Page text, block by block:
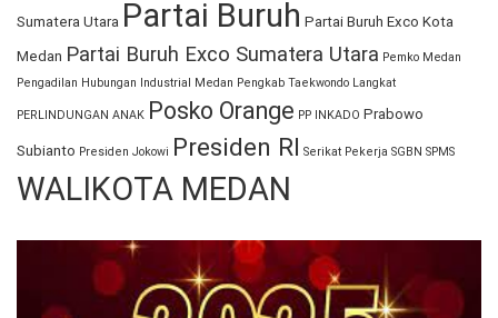
Sumatera Utara Partai Buruh Partai Buruh Exco Kota
Medan Partai Buruh Exco Sumatera Utara Pemko Medan
Pengadilan Hubungan Industrial Medan Pengkab Taekwondo Langkat
PERLINDUNGAN ANAK Posko Orange PP INKADO Prabowo
Subianto Presiden Jokowi Presiden RI Serikat Pekerja SGBN SPMS
WALIKOTA MEDAN